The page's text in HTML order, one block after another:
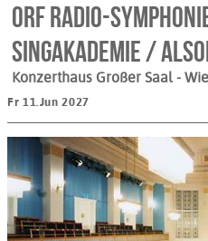
ORF Radio-
Singakademie /
Konzerthaus Großer Saal -
Fr 11.Jun 2027